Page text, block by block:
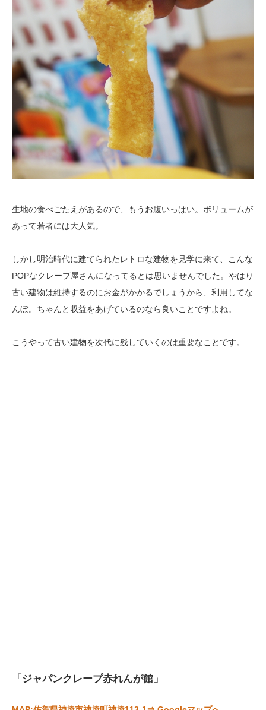
生地の食べごたえがあるので、もうお腹いっぱい。ボリュームが
あって若者には大人気。
しかし明治時代に建てられたレトロな建物を見学に来て、こんな
POPなクレープ屋さんになってるとは思いませんでした。やはり
古い建物は維持するのにお金がかかるでしょうから、利用してな
んぼ。ちゃんと収益をあげているのなら良いことですよね。
こうやって古い建物を次代に残していくのは重要なことです。
「ジャパンクレープ赤れんが館」